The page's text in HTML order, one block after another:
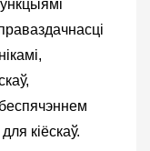
кіёскаў.